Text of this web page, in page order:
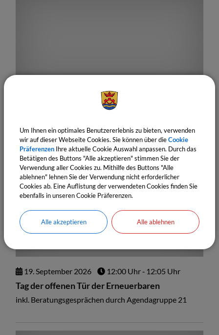
19:00 Uhr
Fachvortrag Agendagruppe 21
19.September 2026 12:00 Uhr‐ 12:05 Uhr
Tag der offenen Tür der Erneuerbaren
inkl. Beratungsgesprächen durch Agendagruppe 21
Um Ihnen ein optimales Benutzererlebnis zu bieten, verwenden
wir auf dieser Webseite Cookies. Sie können über dieCookie
Präferenzen Ihre aktuelle Cookie Auswahl anpassen. Durch das
Betätigen des Buttons "Alle akzeptieren" stimmen Sie der
Verwendung aller Cookies zu. Mithilfe des Buttons "Alle
ablehnen" lehnen Sie der Verwendung nicht erforderlicher
Cookies ab. Eine Auflistung der verwendeten Cookies finden Sie
ebenfalls in unseren Cookie Präferenzen.
Alle akzeptieren Alle ablehnen